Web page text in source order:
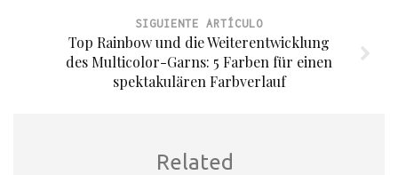
SIGUIENTE ARTÍCULO
Top Rainbow und die Weiterentwicklung
des Multicolor-Garns: 5 Farben für einen
spektakulären Farbverlauf
Related